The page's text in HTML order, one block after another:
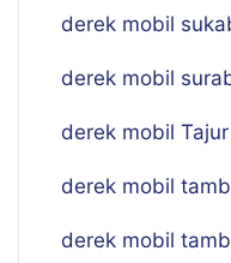
derek mobil
derek mobil
derek mobil
derek mobil
derek mobil